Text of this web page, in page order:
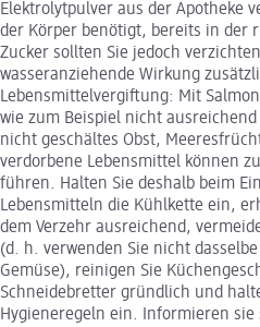
Elektrolytpulver aus der Apotheke
der Körper benötigt, bereits in der
Zucker sollten Sie jedoch
wasseranziehende Wirkung
Lebensmittelvergiftung: Mit
wie zum Beispiel nicht
nicht geschältes Obst,
verdorbene Lebensmittel können
führen. Halten Sie deshalb beim
Lebensmitteln die Kühlkette ein,
dem Verzehr ausreichend,
(d. h. verwenden Sie nicht
Gemüse), reinigen Sie
Schneidebretter gründlich und
Hygieneregeln ein. Informieren